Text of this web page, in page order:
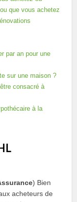
que vous achetez
par an pour une
sur une maison ?
consacré à
à la
) Bien
acheteurs de